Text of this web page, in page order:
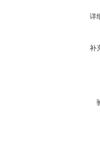
详
补